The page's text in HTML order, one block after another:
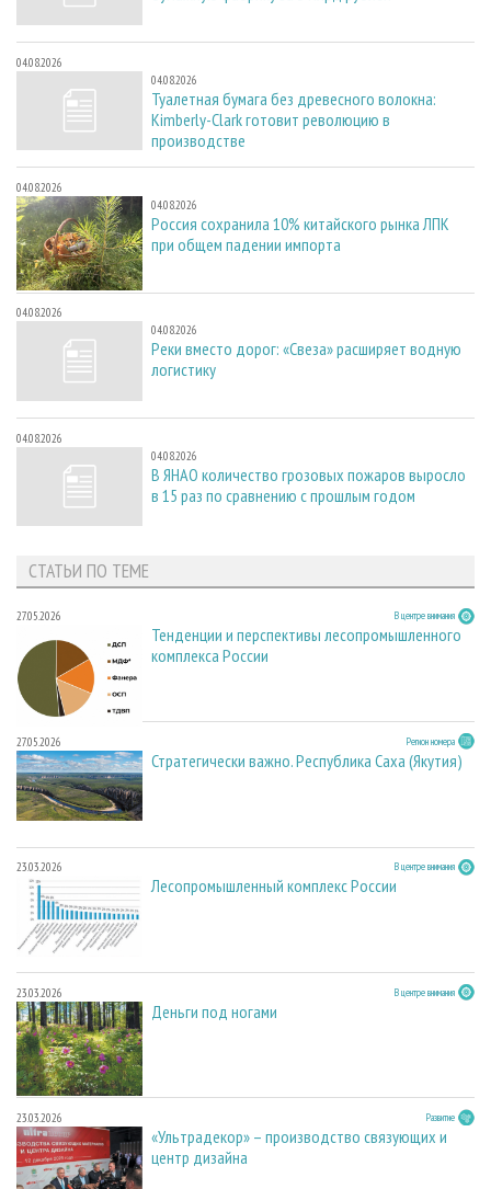
04.08.2026
04.08.2026
Туалетная бумага без древесного волокна:
Kimberly-Clark готовит революцию в
производстве
04.08.2026
04.08.2026
Россия сохранила 10% китайского рынка ЛПК
при общем падении импорта
04.08.2026
04.08.2026
Реки вместо дорог: «Свеза» расширяет водную
логистику
04.08.2026
04.08.2026
В ЯНАО количество грозовых пожаров выросло
в 15 раз по сравнению с прошлым годом
СТАТЬИ ПО ТЕМЕ
27.05.2026 В центре внимания
Тенденции и перспективы лесопромышленного
комплекса России
27.05.2026 Регион номера
Стратегически важно. Республика Саха (Якутия)
23.03.2026 В центре внимания
Лесопромышленный комплекс России
23.03.2026 В центре внимания
Деньги под ногами
23.03.2026 Развитие
«Ультрадекор» – производство связующих и
центр дизайна